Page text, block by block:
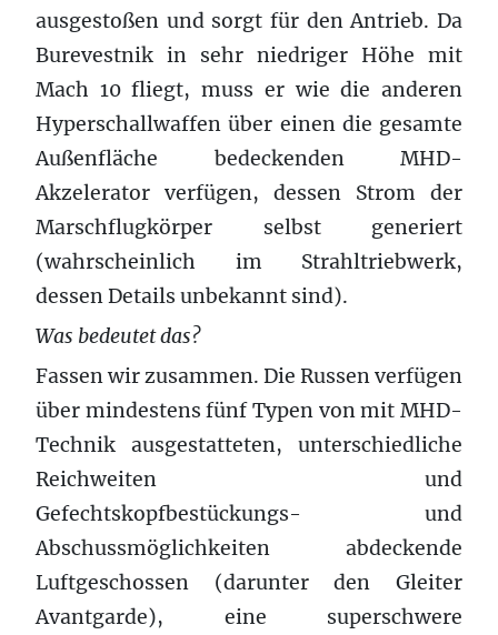
ausgestoßen und sorgt für den Antrieb. Da
Burevestnik in sehr niedriger Höhe mit
Mach 10 fliegt, muss er wie die anderen
Hyperschallwaffen über einen die gesamte
Außenfläche bedeckenden MHD-
Akzelerator verfügen, dessen Strom der
Marschflugkörper selbst generiert
(wahrscheinlich im Strahltriebwerk,
dessen Details unbekannt sind).
Was bedeutet das?
Fassen wir zusammen. Die Russen verfügen
über mindestens fünf Typen von mit MHD-
Technik ausgestatteten, unterschiedliche
Reichweiten und
Gefechtskopfbestückungs- und
Abschussmöglichkeiten abdeckende
Luftgeschossen (darunter den Gleiter
Avantgarde), eine superschwere